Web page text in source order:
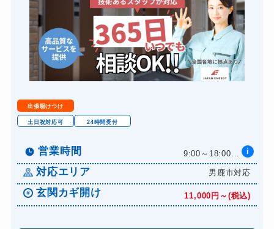
出張駆けつけ
土日祝対応可 24時間受付
営業時間 9:00～18:00... i
対応エリア 男鹿市対応
玄関カギ開け 11,000円～(税込)